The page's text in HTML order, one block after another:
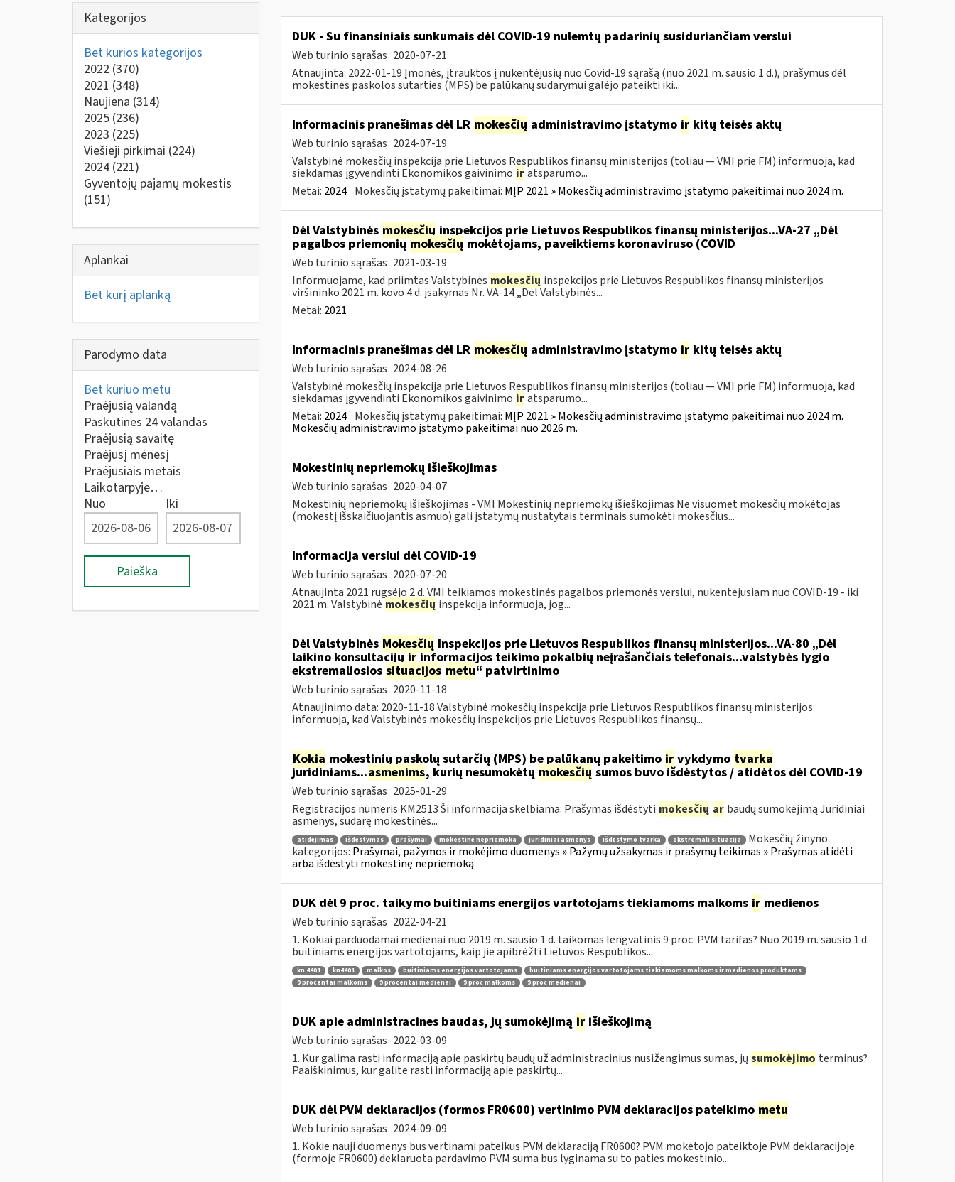
Kategorijos
Bet kurios kategorijos
2022 (370)
2021 (348)
Naujiena (314)
2025 (236)
2023 (225)
Viešieji pirkimai (224)
2024 (221)
Gyventojų pajamų mokestis
(151)
Aplankai
Bet kurį aplanką
Parodymo data
Bet kuriuo metu
Praėjusią valandą
Paskutines 24 valandas
Praėjusią savaitę
Praėjusį mėnesį
Praėjusiais metais
Laikotarpyje…
Nuo
Iki
Paieška
DUK - Su finansiniais sunkumais dėl COVID-19 nulemtų padarinių susiduriančiam verslui
Web turinio sąrašas 2020-07-21
Atnaujinta: 2022-01-19 Įmonės, įtrauktos į nukentėjusių nuo Covid-19 sąrašą (nuo 2021 m. sausio 1 d.), prašymus dėl
mokestinės paskolos sutarties (MPS) be palūkanų sudarymui galėjo pateikti iki...
Informacinis pranešimas dėl LR mokesčių administravimo įstatymo irkitų teisės aktų
Web turinio sąrašas 2024-07-19
Valstybinė mokesčių inspekcija prie Lietuvos Respublikos finansų ministerijos (toliau — VMI prie FM) informuoja, kad
siekdamas įgyvendinti Ekonomikos gaivinimo ir atsparumo...
Metai: 2024 Mokesčių įstatymų pakeitimai: MĮP 2021 » Mokesčių administravimo įstatymo pakeitimai nuo 2024 m.
Dėl Valstybinės mokesčiųinspekcijos prie Lietuvos Respublikos finansų ministerijos...VA-27 „Dėl
pagalbos priemoniųmokesčių mokėtojams, paveiktiems koronaviruso (COVID
Web turinio sąrašas 2021-03-19
Informuojame, kad priimtas Valstybinės mokesčių inspekcijos prie Lietuvos Respublikos finansų ministerijos
viršininko 2021 m. kovo 4 d. įsakymas Nr. VA-14 „Dėl Valstybinės...
Metai: 2021
Informacinis pranešimas dėl LR mokesčių administravimo įstatymo irkitų teisės aktų
Web turinio sąrašas 2024-08-26
Valstybinė mokesčių inspekcija prie Lietuvos Respublikos finansų ministerijos (toliau — VMI prie FM) informuoja, kad
siekdamas įgyvendinti Ekonomikos gaivinimo ir atsparumo...
Metai: 2024 Mokesčių įstatymų pakeitimai: MĮP 2021 » Mokesčių administravimo įstatymo pakeitimai nuo 2024 m.
Mokesčių administravimo įstatymo pakeitimai nuo 2026 m.
Mokestinių nepriemokų išieškojimas
Web turinio sąrašas 2020-04-07
Mokestinių nepriemokų išieškojimas - VMI Mokestinių nepriemokų išieškojimas Ne visuomet mokesčių mokėtojas
(mokestį išskaičiuojantis asmuo) gali įstatymų nustatytais terminais sumokėti mokesčius...
Informacija verslui dėl COVID-19
Web turinio sąrašas 2020-07-20
Atnaujinta 2021 rugsėjo 2 d. VMI teikiamos mokestinės pagalbos priemonės verslui, nukentėjusiam nuo COVID-19 - iki
2021 m. Valstybinė mokesčių inspekcija informuoja, jog...
Dėl Valstybinės Mokesčių Inspekcijos prie Lietuvos Respublikos finansų ministerijos...VA-80 „Dėl
laikino konsultacijųirinformacijos teikimo pokalbių neįrašančiais telefonais...valstybės lygio
ekstremaliosios situacijos metu“ patvirtinimo
Web turinio sąrašas 2020-11-18
Atnaujinimo data: 2020-11-18 Valstybinė mokesčių inspekcija prie Lietuvos Respublikos finansų ministerijos
informuoja, kad Valstybinės mokesčių inspekcijos prie Lietuvos Respublikos finansų...
Kokia mokestinių paskolų sutarčių (MPS) be palūkanų pakeitimo irvykdymo tvarka
juridiniams...asmenims, kurių nesumokėtų mokesčių sumos buvo išdėstytos / atidėtos dėl COVID-19
Web turinio sąrašas 2025-01-29
Registracijos numeris KM2513 Ši informacija skelbiama: Prašymas išdėstyti mokesčių ar baudų sumokėjimą Juridiniai
asmenys, sudarę mokestinės...
atidėjimas išdėstymas prašymai mokestinė nepriemoka juridiniai asmenys išdėstymo tvarka ekstremali situacija
Mokesčių žinyno
kategorijos: Prašymai, pažymos ir mokėjimo duomenys » Pažymų užsakymas ir prašymų teikimas » Prašymas atidėti
arba išdėstyti mokestinę nepriemoką
DUK dėl 9 proc. taikymo buitiniams energijos vartotojams tiekiamoms malkoms irmedienos
Web turinio sąrašas 2022-04-21
1. Kokiai parduodamai medienai nuo 2019 m. sausio 1 d. taikomas lengvatinis 9 proc. PVM tarifas? Nuo 2019 m. sausio 1 d.
buitiniams energijos vartotojams, kaip jie apibrėžti Lietuvos Respublikos...
kn 4401 kn4401 malkos buitiniams energijos vartotojams
buitiniams energijos vartotojams tiekiamoms malkoms ir medienos produktams
9 procentai malkoms
9 procentai medienai 9 proc malkoms 9 proc medienai
DUK apie administracines baudas, jų sumokėjimą irišieškojimą
Web turinio sąrašas 2022-03-09
1. Kur galima rasti informaciją apie paskirtų baudų už administracinius nusižengimus sumas, jų sumokėjimo terminus?
Paaiškinimus, kur galite rasti informaciją apie paskirtų...
DUK dėl PVM deklaracijos (formos FR0600) vertinimo PVM deklaracijos pateikimo metu
Web turinio sąrašas 2024-09-09
1. Kokie nauji duomenys bus vertinami pateikus PVM deklaraciją FR0600? PVM mokėtojo pateiktoje PVM deklaracijoje
(formoje FR0600) deklaruota pardavimo PVM suma bus lyginama su to paties mokestinio...